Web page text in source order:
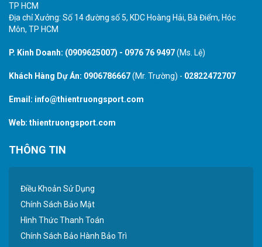
TP HCM
Địa chỉ Xưởng: Số 14 đường số 5, KDC Hoàng Hải, Bà Điểm, Hóc
Môn, TP HCM
P. Kinh Doanh: (0909625007) - 0976 76 9497(Ms. Lệ)
Khách Hàng Dự Án: 0906786667(Mr. Trường) - 02822472707
Email: info@thientruongsport.com
Web: thientruongsport.com
THÔNG TIN
Điều Khoản Sử Dụng
Chính Sách Bảo Mật
Hình Thức Thanh Toán
Chính Sách Bảo Hành Bảo Trì